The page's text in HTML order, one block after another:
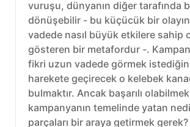
vuruşu, dünyanın diğer tarafında
dönüşebilir - bu küçücük bir
vadede nasıl büyük etkilere sahip
gösteren bir metafordur -.
fikri uzun vadede görmek
harekete geçirecek o kelebek
bulmaktır. Ancak başarılı
kampanyanın temelinde yatan
parçaları bir araya getirmek gerek?